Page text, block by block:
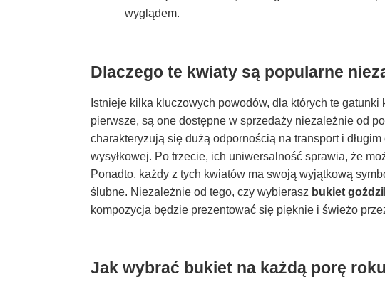
wyglądem.
Dlaczego te kwiaty są popularne
Istnieje kilka kluczowych powodów, dla których te
pierwsze, są one dostępne w sprzedaży niezależnie od
charakteryzują się dużą odpornością na transport i
wysyłkowej. Po trzecie, ich uniwersalność sprawia, że
Ponadto, każdy z tych kwiatów ma swoją wyjątkową
ślubne. Niezależnie od tego, czy wybierasz bukiet
kompozycja będzie prezentować się pięknie i świeżo
Jak wybrać bukiet na każdą porę